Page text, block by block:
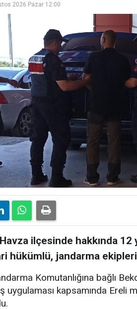
2026 Pazar 12:00
ilçesinde hakkında 12
hükümlü, jandarma
Komutanlığına bağlı
uygulaması kapsamında Ereli